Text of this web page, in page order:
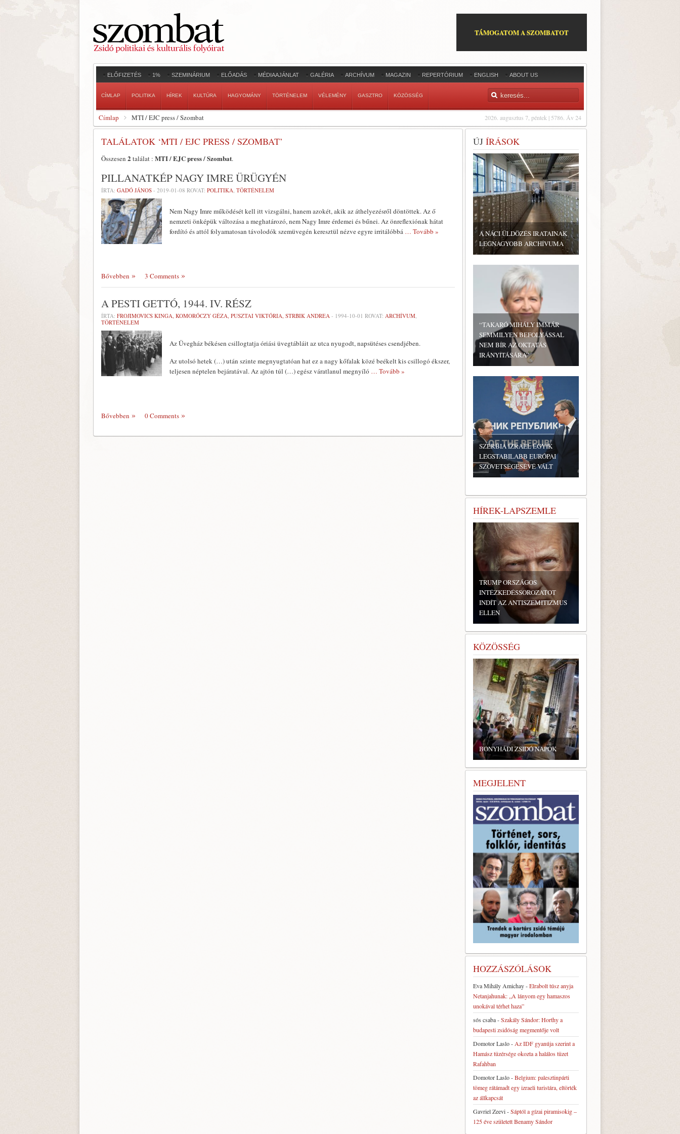
TÁMOGATOM A SZOMBATOT
ELŐFIZETÉS 1% SZEMINÁRIUM ELŐADÁS MÉDIAAJÁNLAT GALÉRIA ARCHÍVUM MAGAZIN REPERTÓRIUM ENGLISH ABOUT US
CÍMLAP POLITIKA HÍREK KULTÚRA HAGYOMÁNY TÖRTÉNELEM VÉLEMÉNY GASZTRO KÖZÖSSÉG
2026. augusztus 7, péntek | 5786. Áv 24
Címlap MTI / EJC press / Szombat
TALÁLATOK ‘MTI / EJC PRESS / SZOMBAT’
Összesen 2 találat : MTI / EJC press / Szombat.
PILLANATKÉP NAGY IMRE ÜRÜGYÉN
ÍRTA: GADÓ JÁNOS - 2019-01-08 ROVAT: POLITIKA, TÖRTÉNELEM
Nem Nagy Imre működését kell itt vizsgálni, hanem azokét, akik az áthelyezésről döntöttek. Az ő
nemzeti önképük változása a meghatározó, nem Nagy Imre érdemei és bűnei. Az önreflexiónak hátat
fordító és attól folyamatosan távolodók szemüvegén keresztül nézve egyre irritálóbbá … Tovább »
Bővebben 3 Comments
A PESTI GETTÓ, 1944. IV. RÉSZ
ÍRTA: FROJIMOVICS KINGA, KOMORÓCZY GÉZA, PUSZTAI VIKTÓRIA, STRBIK ANDREA - 1994-10-01 ROVAT: ARCHÍVUM,
TÖRTÉNELEM
Az Üvegház békésen csillogtatja óriási üvegtábláit az utca nyugodt, napsütéses csendjében.
Az utolsó hetek (…) után szinte megnyugtatóan hat ez a nagy kőfalak közé beékelt kis csillogó ékszer,
teljesen néptelen be­járatával. Az ajtón túl (…) egész váratlanul megnyíló … Tovább »
Bővebben 0 Comments
ÚJ ÍRÁSOK
A NÁCI ÜLDÖZÉS IRATAINAK
LEGNAGYOBB ARCHÍVUMA
“TAKARÓ MIHÁLY IMMÁR
SEMMILYEN BEFOLYÁSSAL
NEM BÍR AZ OKTATÁS
IRÁNYÍTÁSÁRA”
SZERBIA IZRAEL EGYIK
LEGSTABILABB EURÓPAI
SZÖVETSÉGESÉVÉ VÁLT
HÍREK-LAPSZEMLE
TRUMP ORSZÁGOS
INTÉZKEDÉSSOROZATOT
INDÍT AZ ANTISZEMITIZMUS
ELLEN
KÖZÖSSÉG
BONYHÁDI ZSIDÓ NAPOK
MEGJELENT
HOZZÁSZÓLÁSOK
Eva Mihály Amichay-Elrabolt túsz anyja
Netanjahunak: „A lányom egy hamaszos
unokával térhet haza”
sós csaba-Szakály Sándor: Horthy a
budapesti zsidóság megmentője volt
Domotor Laslo- Az IDF gyanúja szerint a
Hamász tüzérsége okozta a halálos tüzet
Rafahban
Domotor Laslo-Belgium: palesztinpárti
tömeg rátámadt egy izraeli turistára, eltörték
az állkapcsát
Gavriel Zeevi-Sáptól a gízai piramisokig –
125 éve született Benamy Sándor